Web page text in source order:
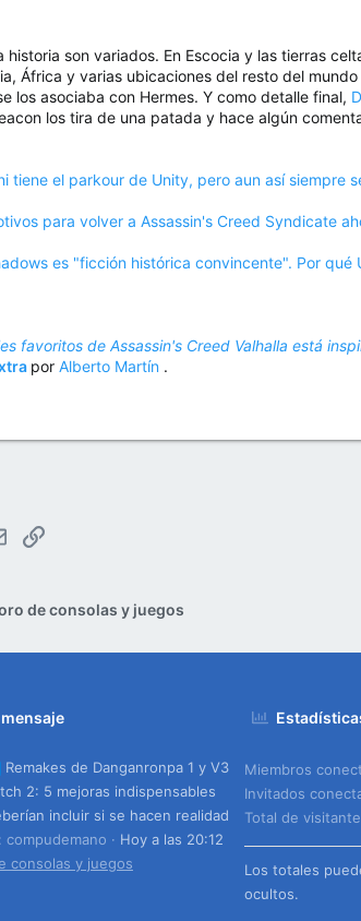
historia son variados. En Escocia y las tierras
África y varias ubicaciones del resto del
los asociaba con Hermes. Y como detalle final,
los tira de una patada y hace algún
tiene el parkour de Unity, pero aun así siempre
para volver a Assassin's Creed Syndicate
es "ficción histórica convincente". Por
favoritos de Assassin's Creed Valhalla está
por Alberto Martín .
EmailEnlace
de consolas y juegos
Remakes de Danganronpa 1 y V3
2: 5 mejoras indispensables
incluir si se hacen realidad
compudemano
Hoy a las 20:12
consolas y juegos
Miembros
Invitados
Total de
Los totales
ocultos.